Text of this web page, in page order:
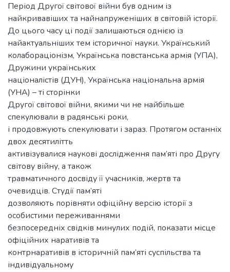
Період Другої світової війни був одним із
найкривавіших та найнапруженіших в світовій історії.
До цього часу ці події залишаються однією із
найактуальніших тем історичної науки. Український
колабораціонізм, Українська повстанська армія (УПА),
Дружини українських
націоналістів (ДУН), Українська національна армія
(УНА) – ті сторінки
Другої світової війни, якими чи не найбільше
спекулювали в радянські роки,
і продовжують спекулювати і зараз. Протягом останніх
двох десятилітть
активізувалися наукові дослідження пам’яті про Другу
світову війну, а також
травматичного досвіду її учасників, жертв та
очевидців. Студії пам’яті
дозволяють порівняти офіційну версію історії з
особистими переживаннями
безпосередніх свідків минулих подій, показати місце
офіційних наративів та
контрнаративів в історичній пам’яті суспільства та
індивідуальному